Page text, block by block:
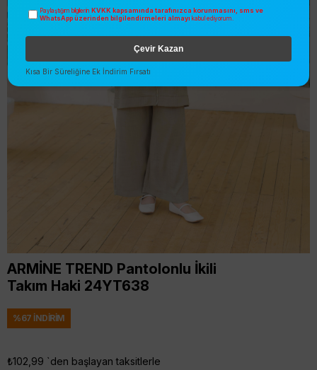
ARMİNE TREND Pantolonlu İkili
Takım Haki 24YT638
%67 İNDIRIM
₺102,99 `den başlayan taksitlerle
Paylaştığım bilgilerin KVKK kapsamında tarafınızca korunmasını, sms ve
WhatsApp üzerinden bilgilendirmeleri almayı kabul ediyorum.
Çevir Kazan
Kısa Bir Süreliğine Ek İndirim Fırsatı